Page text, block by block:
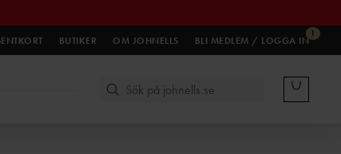
BUTIKER OM JOHNELLS
1
BLI MEDLEM / LOGGA IN